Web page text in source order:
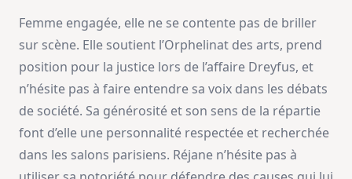
Femme engagée, elle ne se contente pas de briller
sur scène. Elle soutient l’Orphelinat des arts, prend
position pour la justice lors de l’affaire Dreyfus, et
n’hésite pas à faire entendre sa voix dans les débats
de société. Sa générosité et son sens de la répartie
font d’elle une personnalité respectée et recherchée
dans les salons parisiens. Réjane n’hésite pas à